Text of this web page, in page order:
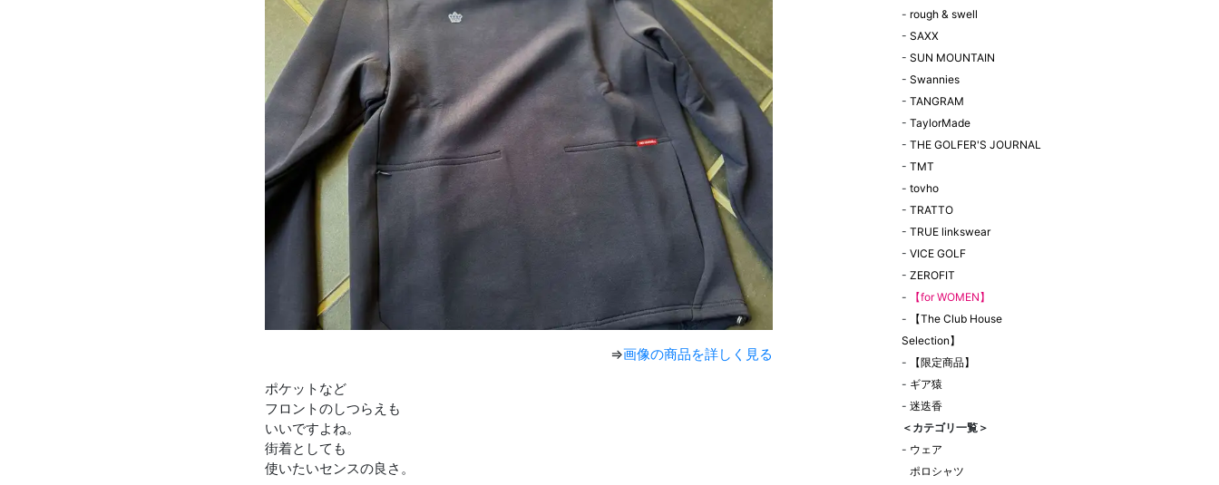
⇒画像の商品を詳しく見る
ポケットなど
フロントのしつらえも
いいですよね。
街着としても
使いたいセンスの良さ。
- rough & swell
- SAXX
- SUN MOUNTAIN
- Swannies
- TANGRAM
- TaylorMade
- THE GOLFER'S JOURNAL
- TMT
- tovho
- TRATTO
- TRUE linkswear
- VICE GOLF
- ZEROFIT
-
【for WOMEN】
-
【The Club House
Selection】
-
【限定商品】
- ギア猿
- 迷迭香
＜カテゴリ一覧＞
- ウェア
ポロシャツ